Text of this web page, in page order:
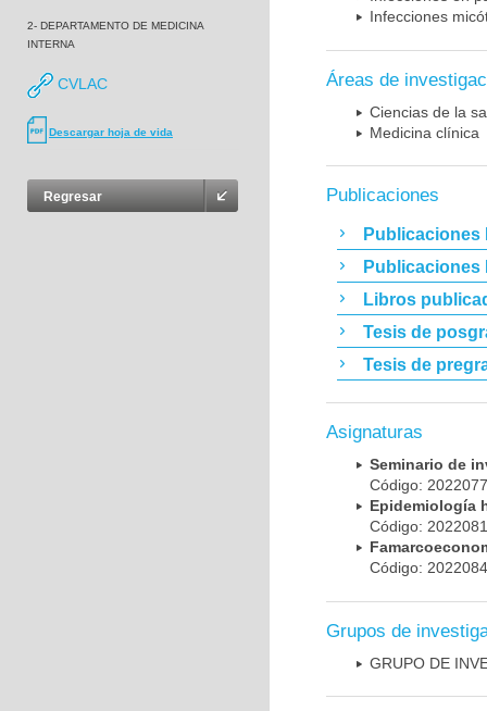
2- DEPARTAMENTO DE MEDICINA
INTERNA
CVLAC
Descargar hoja de vida
Regresar
Infecciones
Áreas de
Ciencias de la
Medicina clínica
Publicaciones
Publicaciones
Publicaciones
Libros
Tesis de
Tesis de
Asignaturas
Seminario de
Código:
Epidemiología
Código:
Código:
Grupos de
GRUPO DE